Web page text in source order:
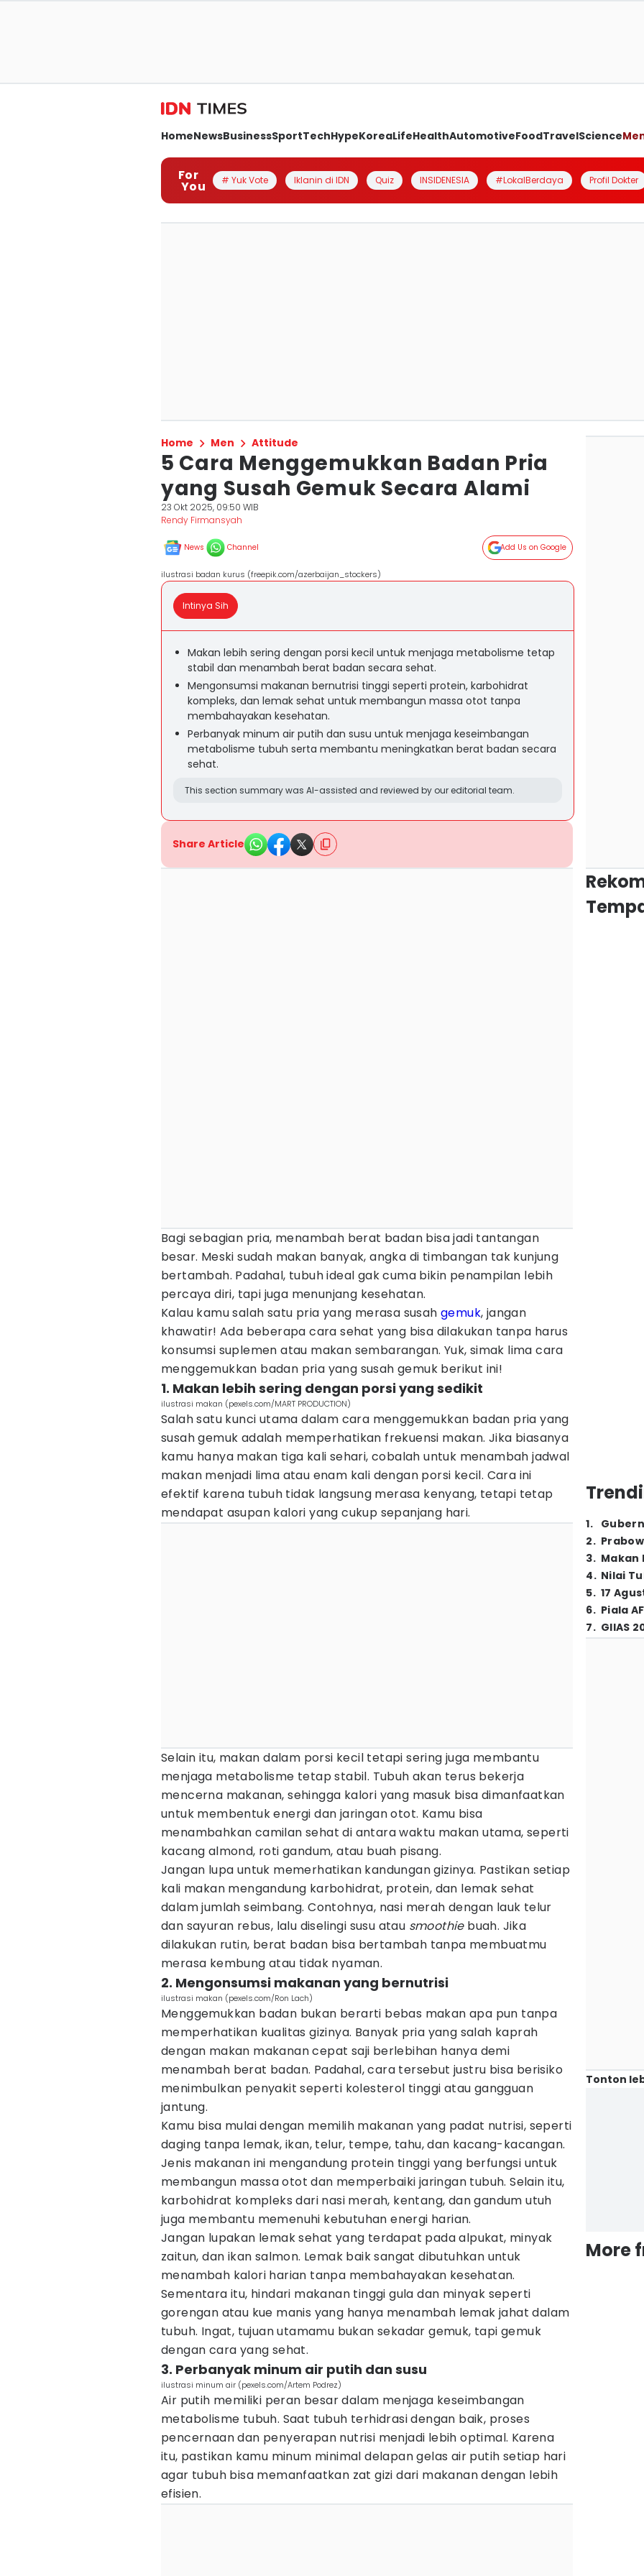
HomeNewsBusinessSportTechHypeKoreaLifeHealthAutomotiveFoodTravelScience
For
You # Yuk Vote Iklanin di IDN Quiz INSIDENESIA #LokalBerdaya Profil Dokter
Home Men Attitude
5 Cara Menggemukkan Badan Pria
yang Susah Gemuk Secara Alami
23 Okt 2025, 09:50 WIB
Rendy Firmansyah
News Channel Add Us on Google
ilustrasi badan kurus (freepik.com/azerbaijan_stockers)
Intinya Sih
Makan lebih sering dengan porsi kecil untuk menjaga metabolisme tetap
stabil dan menambah berat badan secara sehat.
Mengonsumsi makanan bernutrisi tinggi seperti protein, karbohidrat
kompleks, dan lemak sehat untuk membangun massa otot tanpa
membahayakan kesehatan.
Perbanyak minum air putih dan susu untuk menjaga keseimbangan
metabolisme tubuh serta membantu meningkatkan berat badan secara
sehat.
This section summary was AI-assisted and reviewed by our editorial team.
Share Article
Bagi sebagian pria, menambah berat badan bisa jadi tantangan
besar. Meski sudah makan banyak, angka di timbangan tak kunjung
bertambah. Padahal, tubuh ideal gak cuma bikin penampilan lebih
percaya diri, tapi juga menunjang kesehatan.
Kalau kamu salah satu pria yang merasa susah gemuk, jangan
khawatir! Ada beberapa cara sehat yang bisa dilakukan tanpa harus
konsumsi suplemen atau makan sembarangan. Yuk, simak lima cara
menggemukkan badan pria yang susah gemuk berikut ini!
1. Makan lebih sering dengan porsi yang sedikit
ilustrasi makan (pexels.com/MART PRODUCTION)
Salah satu kunci utama dalam cara menggemukkan badan pria yang
susah gemuk adalah memperhatikan frekuensi makan. Jika biasanya
kamu hanya makan tiga kali sehari, cobalah untuk menambah jadwal
makan menjadi lima atau enam kali dengan porsi kecil. Cara ini
efektif karena tubuh tidak langsung merasa kenyang, tetapi tetap
mendapat asupan kalori yang cukup sepanjang hari.
Selain itu, makan dalam porsi kecil tetapi sering juga membantu
menjaga metabolisme tetap stabil. Tubuh akan terus bekerja
mencerna makanan, sehingga kalori yang masuk bisa dimanfaatkan
untuk membentuk energi dan jaringan otot. Kamu bisa
menambahkan camilan sehat di antara waktu makan utama, seperti
kacang almond, roti gandum, atau buah pisang.
Jangan lupa untuk memerhatikan kandungan gizinya. Pastikan setiap
kali makan mengandung karbohidrat, protein, dan lemak sehat
dalam jumlah seimbang. Contohnya, nasi merah dengan lauk telur
dan sayuran rebus, lalu diselingi susu atau smoothiebuah. Jika
dilakukan rutin, berat badan bisa bertambah tanpa membuatmu
merasa kembung atau tidak nyaman.
2. Mengonsumsi makanan yang bernutrisi
ilustrasi makan (pexels.com/Ron Lach)
Menggemukkan badan bukan berarti bebas makan apa pun tanpa
memperhatikan kualitas gizinya. Banyak pria yang salah kaprah
dengan makan makanan cepat saji berlebihan hanya demi
menambah berat badan. Padahal, cara tersebut justru bisa berisiko
menimbulkan penyakit seperti kolesterol tinggi atau gangguan
jantung.
Kamu bisa mulai dengan memilih makanan yang padat nutrisi, seperti
daging tanpa lemak, ikan, telur, tempe, tahu, dan kacang-kacangan.
Jenis makanan ini mengandung protein tinggi yang berfungsi untuk
membangun massa otot dan memperbaiki jaringan tubuh. Selain itu,
karbohidrat kompleks dari nasi merah, kentang, dan gandum utuh
juga membantu memenuhi kebutuhan energi harian.
Jangan lupakan lemak sehat yang terdapat pada alpukat, minyak
zaitun, dan ikan salmon. Lemak baik sangat dibutuhkan untuk
menambah kalori harian tanpa membahayakan kesehatan.
Sementara itu, hindari makanan tinggi gula dan minyak seperti
gorengan atau kue manis yang hanya menambah lemak jahat dalam
tubuh. Ingat, tujuan utamamu bukan sekadar gemuk, tapi gemuk
dengan cara yang sehat.
3. Perbanyak minum air putih dan susu
ilustrasi minum air (pexels.com/Artem Podrez)
Air putih memiliki peran besar dalam menjaga keseimbangan
metabolisme tubuh. Saat tubuh terhidrasi dengan baik, proses
pencernaan dan penyerapan nutrisi menjadi lebih optimal. Karena
itu, pastikan kamu minum minimal delapan gelas air putih setiap hari
agar tubuh bisa memanfaatkan zat gizi dari makanan dengan lebih
efisien.
1.
2.
3. Makan
4. Nilai
5. 17
6. Piala
7. GIIAS
Tonton
More